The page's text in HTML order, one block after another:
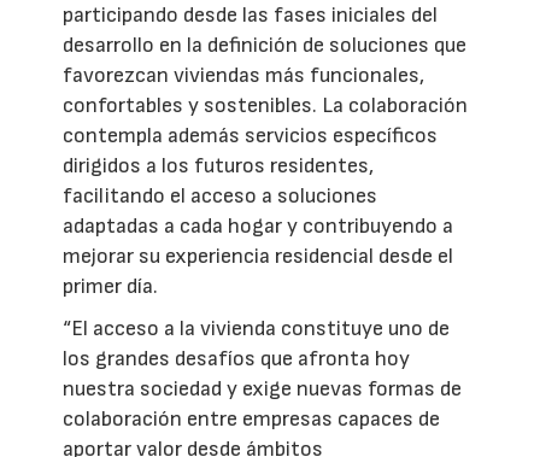
participando desde las fases iniciales del
desarrollo en la definición de soluciones que
favorezcan viviendas más funcionales,
confortables y sostenibles. La colaboración
contempla además servicios específicos
dirigidos a los futuros residentes,
facilitando el acceso a soluciones
adaptadas a cada hogar y contribuyendo a
mejorar su experiencia residencial desde el
primer día.
“El acceso a la vivienda constituye uno de
los grandes desafíos que afronta hoy
nuestra sociedad y exige nuevas formas de
colaboración entre empresas capaces de
aportar valor desde ámbitos